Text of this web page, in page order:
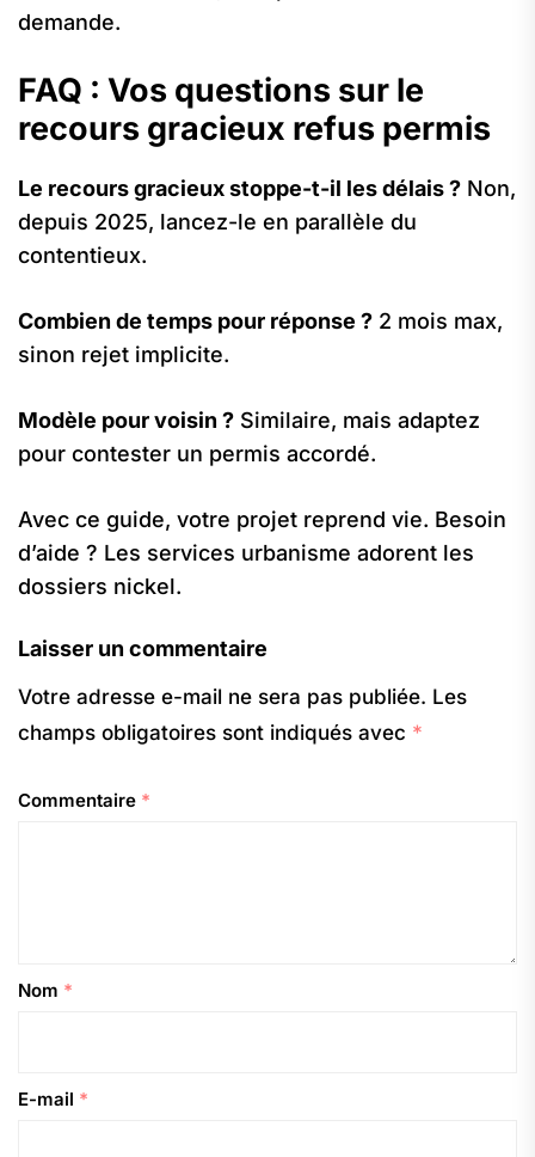
demande.
FAQ : Vos questions sur le
recours gracieux refus permis
Le recours gracieux stoppe-t-il les délais ? Non,
depuis 2025, lancez-le en parallèle du
contentieux.
Combien de temps pour réponse ? 2 mois max,
sinon rejet implicite.
Modèle pour voisin ? Similaire, mais adaptez
pour contester un permis accordé.
Avec ce guide, votre projet reprend vie. Besoin
d’aide ? Les services urbanisme adorent les
dossiers nickel.
Laisser un commentaire
Votre adresse e-mail ne sera pas publiée. Les
champs obligatoires sont indiqués avec *
Commentaire *
Nom *
E-mail *